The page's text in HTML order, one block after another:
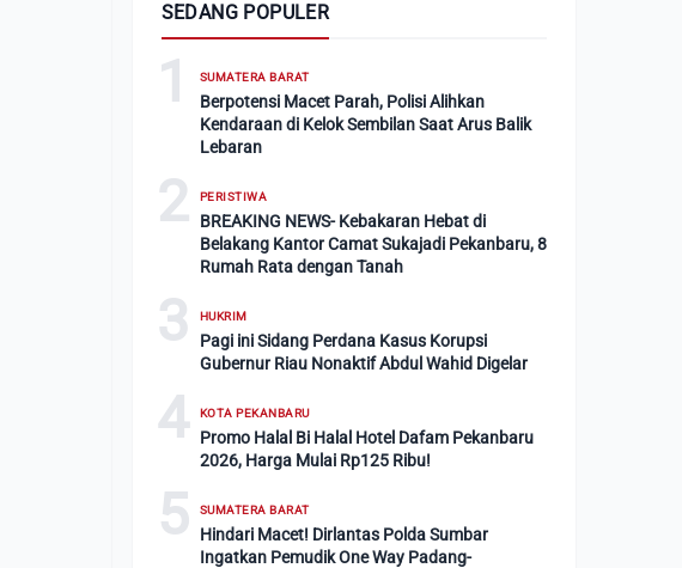
SEDANG POPULER
1 SUMATERA BARAT
Berpotensi Macet Parah, Polisi Alihkan
Kendaraan di Kelok Sembilan Saat Arus Balik
Lebaran
2 PERISTIWA
BREAKING NEWS- Kebakaran Hebat di
Belakang Kantor Camat Sukajadi Pekanbaru, 8
Rumah Rata dengan Tanah
3 HUKRIM
Pagi ini Sidang Perdana Kasus Korupsi
Gubernur Riau Nonaktif Abdul Wahid Digelar
4 KOTA PEKANBARU
Promo Halal Bi Halal Hotel Dafam Pekanbaru
2026, Harga Mulai Rp125 Ribu!
5 SUMATERA BARAT
Hindari Macet! Dirlantas Polda Sumbar
Ingatkan Pemudik One Way Padang-